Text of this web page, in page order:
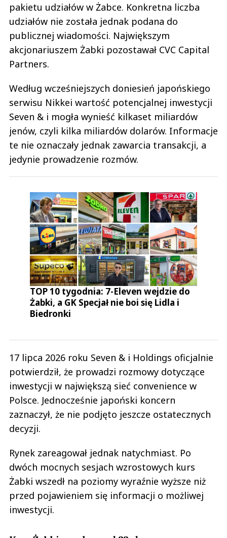
pakietu udziałów w Żabce. Konkretna liczba
udziałów nie została jednak podana do
publicznej wiadomości. Największym
akcjonariuszem Żabki pozostawał CVC Capital
Partners.
Według wcześniejszych doniesień japońskiego
serwisu Nikkei wartość potencjalnej inwestycji
Seven & i mogła wynieść kilkaset miliardów
jenów, czyli kilka miliardów dolarów. Informacje
te nie oznaczały jednak zawarcia transakcji, a
jedynie prowadzenie rozmów.
TOP 10 tygodnia: 7-Eleven wejdzie do
Żabki, a GK Specjał nie boi się Lidla i
Biedronki
17 lipca 2026 roku Seven & i Holdings oficjalnie
potwierdził, że prowadzi rozmowy dotyczące
inwestycji w największą sieć convenience w
Polsce. Jednocześnie japoński koncern
zaznaczył, że nie podjęto jeszcze ostatecznych
decyzji.
Rynek zareagował jednak natychmiast. Po
dwóch mocnych sesjach wzrostowych kurs
Żabki wszedł na poziomy wyraźnie wyższe niż
przed pojawieniem się informacji o możliwej
inwestycji.